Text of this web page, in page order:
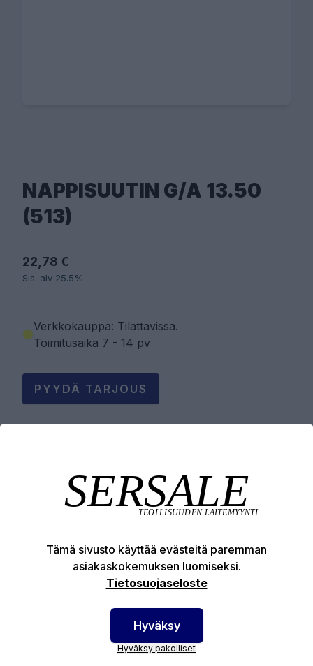
NAPPISUUTIN G/A 13.50
(513)
22,78 €
Sis. alv 25.5%
Verkkokauppa: Tilattavissa.
Toimitusaika 7 - 14 pv
PYYDÄ TARJOUS
Tekniset edut
Tämä sivusto käyttää evästeitä paremman
asiakaskokemuksen luomiseksi.
Tietosuojaseloste
Hyväksy
Hyväksy pakolliset